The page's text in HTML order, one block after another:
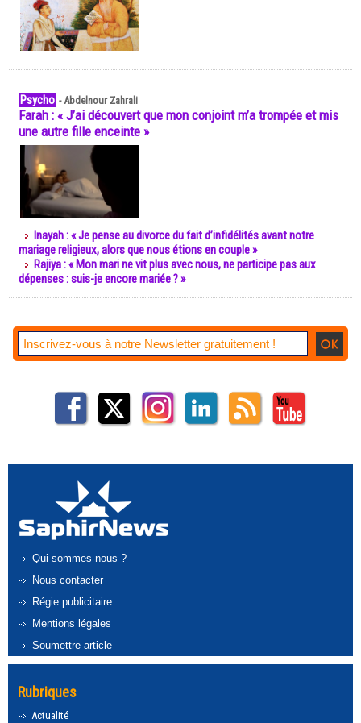
Psycho -Abdelnour Zahrali
Farah : « J’ai découvert que mon conjoint m’a trompée et mis
une autre fille enceinte »
Inayah : « Je pense au divorce du fait d’infidélités avant notre
mariage religieux, alors que nous étions en couple »
Rajiya : « Mon mari ne vit plus avec nous, ne participe pas aux
dépenses : suis-je encore mariée ? »
Qui sommes-nous ?
Nous contacter
Régie publicitaire
Mentions légales
Soumettre article
Rubriques
Actualité